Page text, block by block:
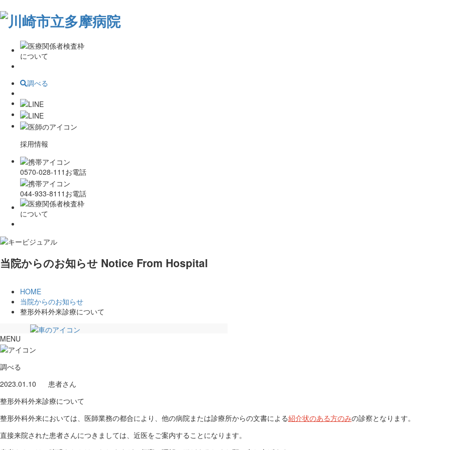
調べる
採用情報
0570-028-111 お電話
044-933-8111 お電話
当院からのお知らせ Notice From Hospital
HOME
当院からのお知らせ
整形外科外来診療について
アクセス
トップページ
病院紹介
病院長あいさつ
理念・基本方針、患者さんの権利と責務
当院の特長
個人情報保護方針等、各種指針
院内感染対策指針
COVID-19に関する倫理指針
診療記録、診療状況の相互参照
輸血拒否患者への当院の対応について
ソーシャルメディアポリシー
MENU
調べる
2023.01.10
患者さん
整形外科外来診療について
整形外科外来においては、医師業務の都合により、他の病院または診療所からの文書による紹介状のある方のみの診察となります。
直接来院された患者さんにつきましては、近医をご案内することになります。